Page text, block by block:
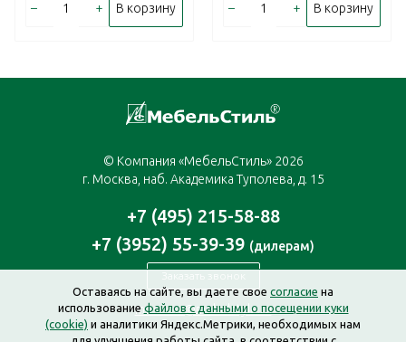
– + В корзину – + В корзину
© Компания «МебельСтиль» 2026
г. Москва, наб. Академика Туполева, д. 15
+7 (495) 215-58-88
+7 (3952) 55-39-39 (дилерам)
Заказать звонок
moscow@mebelstyle.ru
Оставаясь на сайте, вы даете свое согласие на
использованиефайлов с данными о посещении куки
(cookie) и аналитики Яндекс.Метрики, необходимых нам